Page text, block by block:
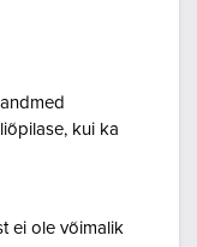
kui ka
ei ole võimalik